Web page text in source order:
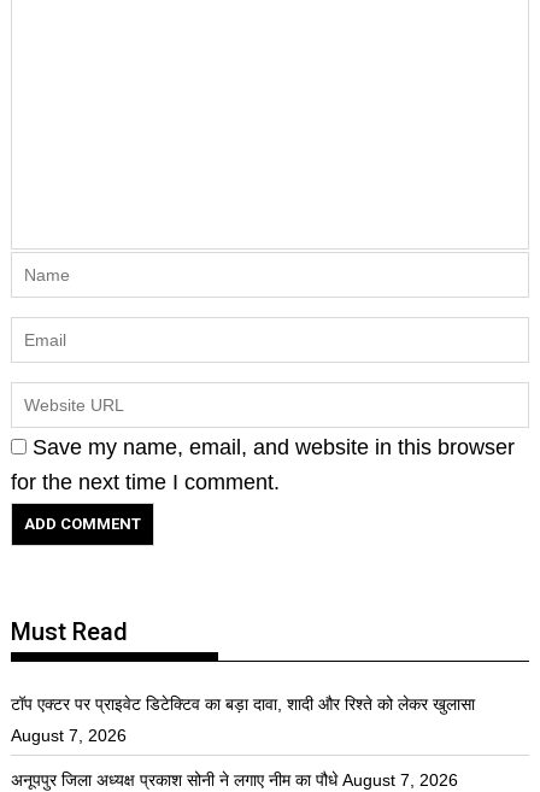
Save my name, email, and website in this browser
for the next time I comment.
Must Read
टॉप एक्टर पर प्राइवेट डिटेक्टिव का बड़ा दावा, शादी और रिश्ते को लेकर खुलासा
August 7, 2026
अनूपपुर जिला अध्यक्ष प्रकाश सोनी ने लगाए नीम का पौधे August 7, 2026